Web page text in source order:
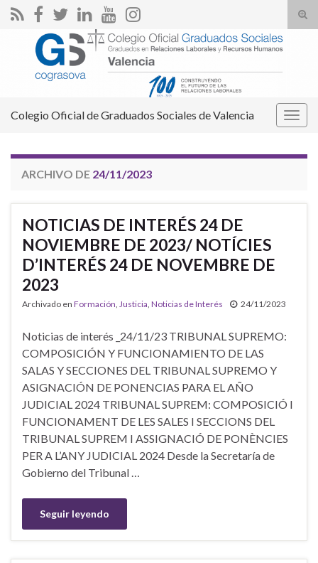
el
Search for:
Colegio Oficial de Graduados Sociales de Valencia
ARCHIVO DE 24/11/2023
NOTICIAS DE INTERÉS 24 DE
NOVIEMBRE DE 2023/ NOTÍCIES
D’INTERÉS 24 DE NOVEMBRE DE
2023
Archivado en Formación Justicia Noticias de Interés 24/11/2023
Noticias de interés _24/11/23 TRIBUNAL SUPREMO:
COMPOSICIÓN Y FUNCIONAMIENTO DE LAS
SALAS Y SECCIONES DEL TRIBUNAL SUPREMO Y
ASIGNACIÓN DE PONENCIAS PARA EL AÑO
JUDICIAL 2024 TRIBUNAL SUPREM: COMPOSICIÓ I
FUNCIONAMENT DE LES SALES I SECCIONS DEL
TRIBUNAL SUPREM I ASSIGNACIÓ DE PONÈNCIES
PER A L’ANY JUDICIAL 2024 Desde la Secretaría de
Gobierno del Tribunal …
Seguir leyendo